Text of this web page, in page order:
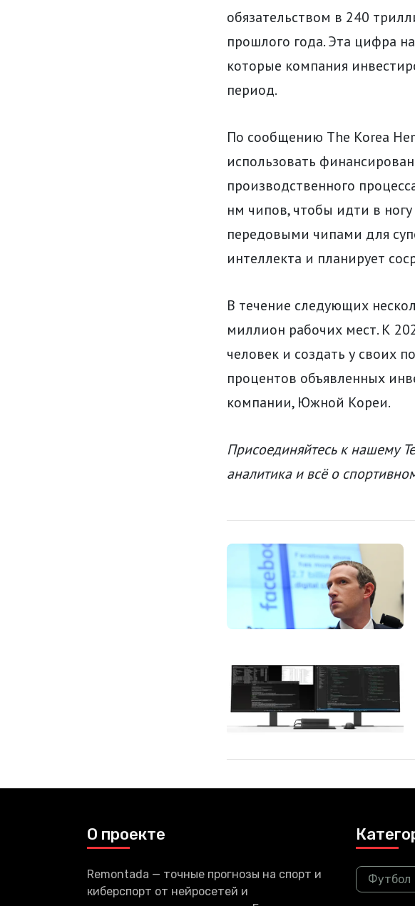
обязательством в 240
прошлого года. Эта цифра
которые компания
период.
По сообщению The Korea
использовать
производственного
нм чипов, чтобы идти в ногу
передовыми чипами для
интеллекта и планирует
В течение следующих
миллион рабочих мест. К
человек и создать у своих
процентов объявленных
компании, Южной Кореи.
Присоединяйтесь к нашему
аналитика и всё о
О проекте
Remontada — точные прогнозы на спорт и
киберспорт от нейросетей и
Футбол